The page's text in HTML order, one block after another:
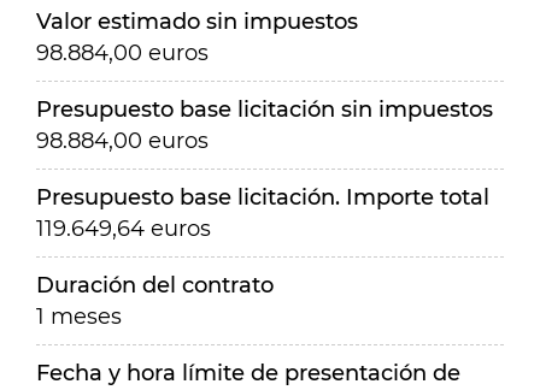
Valor estimado sin impuestos
98.884,00 euros
Presupuesto base licitación sin impuestos
98.884,00 euros
Presupuesto base licitación. Importe total
119.649,64 euros
Duración del contrato
1 meses
Fecha y hora límite de presentación de